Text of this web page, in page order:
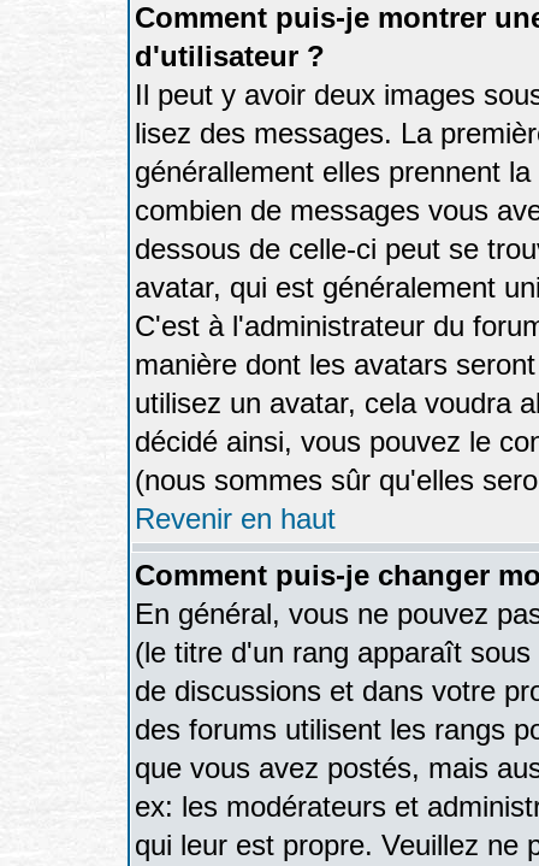
Comment puis-je montrer
d'utilisateur ?
Il peut y avoir deux images
lisez des messages. La
générallement elles prennent
combien de messages vous
dessous de celle-ci peut se
avatar, qui est généralement
C'est à l'administrateur du
manière dont les avatars
utilisez un avatar, cela voudra
décidé ainsi, vous pouvez le
(nous sommes sûr qu'elles
Revenir en haut
Comment puis-je changer
En général, vous ne pouvez
(le titre d'un rang apparaît
de discussions et dans votre
des forums utilisent les rangs
que vous avez postés, mais
ex: les modérateurs et
qui leur est propre. Veuillez ne